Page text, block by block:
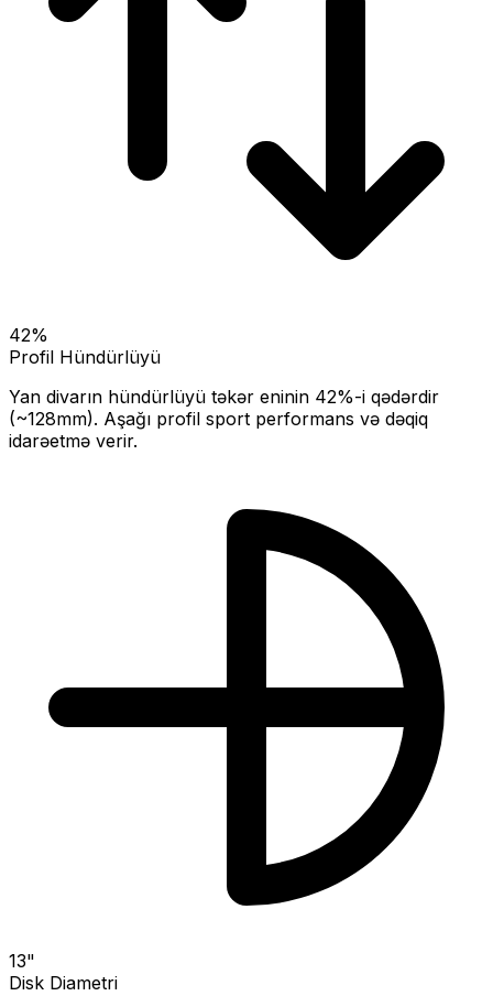
42%
Profil Hündürlüyü
Yan divarın hündürlüyü təkər eninin 42%-i qədərdir
(~128mm). Aşağı profil sport performans və dəqiq
idarəetmə verir.
13"
Disk Diametri